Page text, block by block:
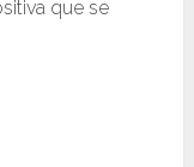
que se